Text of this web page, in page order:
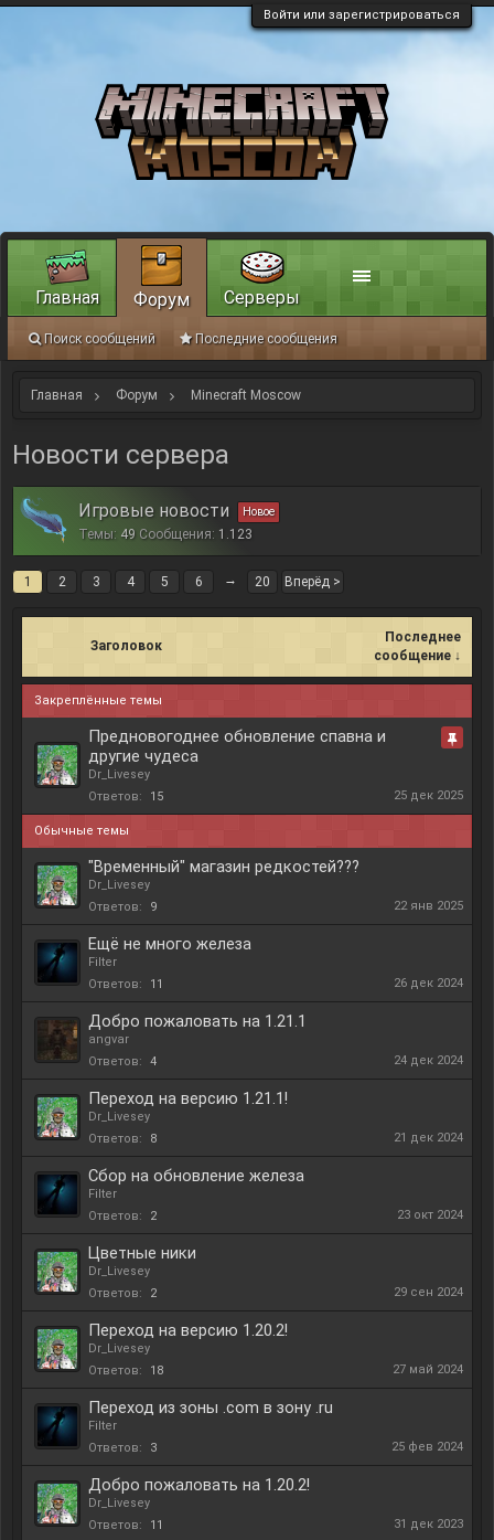
Войти или зарегистрироваться
Главная Форум Minecraft Moscow
Новости сервера
Игровые новости
Темы: 49 Сообщения: 1.123
1 2 3 4 5 6 → 20 Вперёд >
Заголовок
Последнее
сообщение ↓
Закреплённые темы
Предновогоднее обновление спавна и
другие чудеса
Dr_Livesey
Ответов:
15 25 дек 2025
Обычные темы
"Временный" магазин редкостей???
Dr_Livesey
Ответов:
9 22 янв 2025
Ещё не много железа
Filter
Ответов:
11 26 дек 2024
Добро пожаловать на 1.21.1
angvar
Ответов:
4 24 дек 2024
Переход на версию 1.21.1!
Dr_Livesey
Ответов:
8 21 дек 2024
Сбор на обновление железа
Filter
Ответов:
2 23 окт 2024
Цветные ники
Dr_Livesey
Ответов:
2 29 сен 2024
Переход на версию 1.20.2!
Dr_Livesey
Ответов:
18 27 май 2024
Переход из зоны .com в зону .ru
Filter
Ответов:
3 25 фев 2024
Добро пожаловать на 1.20.2!
Dr_Livesey
Ответов:
11 31 дек 2023
Главная Форум
Поиск сообщений Последние сообщения
Серверы